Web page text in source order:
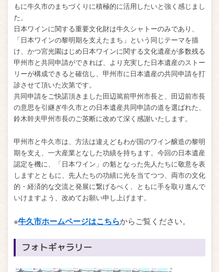
もに牛久市のまちづくりに積極的に活用したいと強く感じまし
た。
日本ワインに関する重要文化財は牛久シャトーのみであり、
「日本ワインの黎明期を支えたまち」という同じテーマを描
け、かつ宮光園はじめ日本ワインに関する文化遺産が多数残る
甲州市と共同申請ができれば、より充実した日本遺産のストー
リーが構成できると確信し、甲州市に日本遺産の共同申請を打
診させて頂いた次第です。
共同申請をご快諾頂きました田辺篤前甲州市長と、田辺前市長
の意思を引継ぎ牛久市との日本遺産共同申請の道を選ばれた、
鈴木幹夫甲州市長のご英断に改めて深く感謝いたします。
甲州市と牛久市は、方法は違えどもわが国のワイン醸造の黎明
期を支え、一大産業となした功績を持ちます。今回の日本遺産
認定を機に、「日本ワイン」の魁となった先人たちに敬意を表
しますとともに、先人たちの功績に光を当てつつ、両市の文化
的・経済的な交流と発展に繋げるべく、ともに手を取り進んで
いけますよう、改めてお願い申し上げます。
※牛久市ホームページはこちらからご覧ください。
フォトギャラリー